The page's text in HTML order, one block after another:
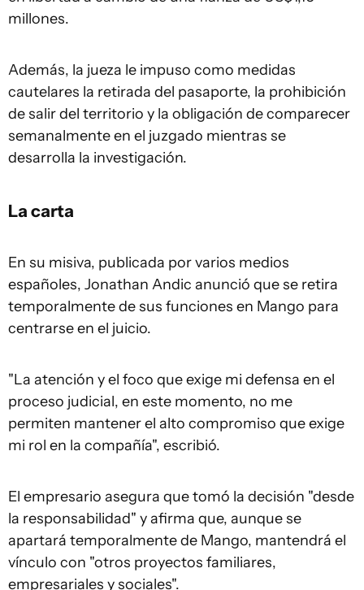
millones.
Además, la jueza le impuso como medidas
cautelares la retirada del pasaporte, la prohibición
de salir del territorio y la obligación de comparecer
semanalmente en el juzgado mientras se
desarrolla la investigación.
La carta
En su misiva, publicada por varios medios
españoles, Jonathan Andic anunció que se retira
temporalmente de sus funciones en Mango para
centrarse en el juicio.
"La atención y el foco que exige mi defensa en el
proceso judicial, en este momento, no me
permiten mantener el alto compromiso que exige
mi rol en la compañía", escribió.
El empresario asegura que tomó la decisión "desde
la responsabilidad" y afirma que, aunque se
apartará temporalmente de Mango, mantendrá el
vínculo con "otros proyectos familiares,
empresariales y sociales".